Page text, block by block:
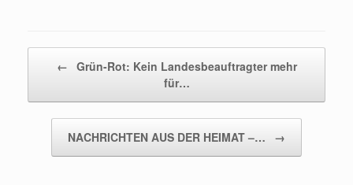
← Grün-Rot: Kein Landesbeauftragter mehr
für…
NACHRICHTEN AUS DER HEIMAT –… →